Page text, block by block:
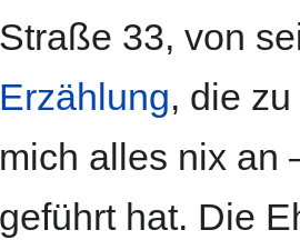
Straße 33, von
Erzählung, die
mich alles nix an
geführt hat. Die